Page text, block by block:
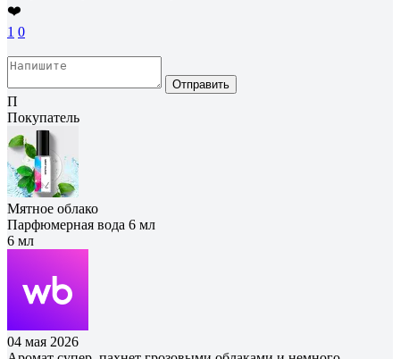
❤️
1 0
Отправить
П
Покупатель
Мятное облако
Парфюмерная вода 6 мл
6 мл
04 мая 2026